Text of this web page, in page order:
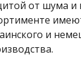
от шума и
и